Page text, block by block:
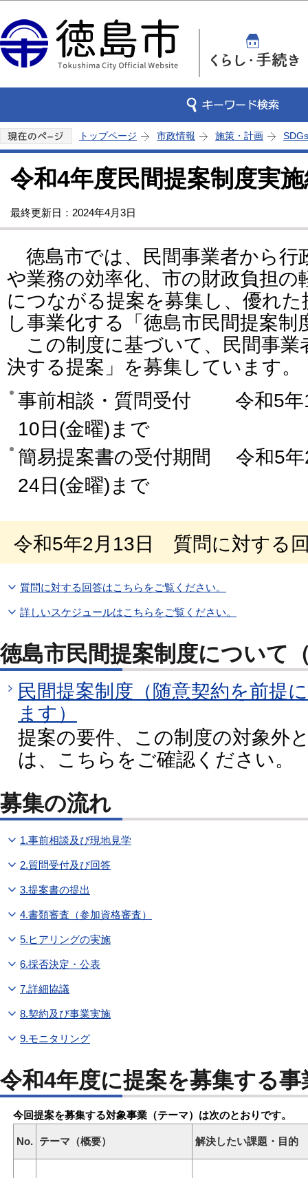
トップページ 市政情報 施策・計画
令和4年度民間提案制度実
最終更新日：2024年4月3日
徳島市では、民間事業者から行
や業務の効率化、市の財政負担の
につながる提案を募集し、優れ
し事業化する「徳島市民間提案
この制度に基づいて、民間事業
決する提案」を募集しています。
事前相談・質問受付 令和5年
10日(金曜)まで
簡易提案書の受付期間 令和5年
24日(金曜)まで
令和5年2月13日 質問に対する
質問に対する回答はこちらをご覧ください。
詳しいスケジュールはこちらをご覧ください。
徳島市民間提案制度について
民間提案制度（随意契約を前提
ます）
提案の要件、この制度の対象外
は、こちらをご確認ください。
募集の流れ
1.事前相談及び現地見学
2.質問受付及び回答
3.提案書の提出
4.書類審査（参加資格審査）
5.ヒアリングの実施
6.採否決定・公表
7.詳細協議
8.契約及び事業実施
9.モニタリング
令和4年度に提案を募集する事
今回提案を募集する対象事業（テーマ）は次のとおりです。
No. テーマ（概要） 解決したい課題・目的